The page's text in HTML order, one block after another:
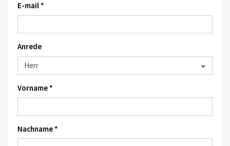
E-mail *
Anrede
Vorname *
Nachname *